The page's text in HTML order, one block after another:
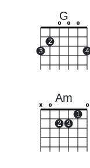
G
3
2
o o o
4
Am
x o
2 3
1
o